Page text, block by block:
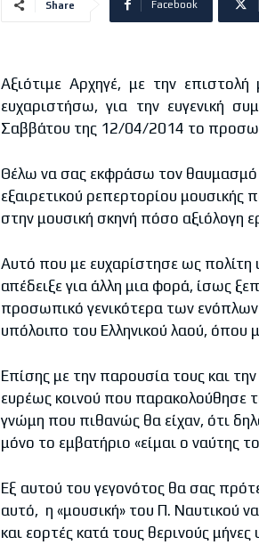
Share Facebook
Αξιότιμε Αρχηγέ, με την
ευχαριστήσω, για την ευγενική
Σαββάτου της 12/04/2014 το
Θέλω να σας εκφράσω τον θαυμασμό
εξαιρετικού ρεπερτορίου μουσικής
στην μουσική σκηνή πόσο αξιόλογη
Αυτό που με ευχαρίστησε ως πολίτη
απέδειξε για άλλη μια φορά, ίσως
προσωπικό γενικότερα των
υπόλοιπο του Ελληνικού λαού,
Επίσης με την παρουσία τους και
ευρέως κοινού που παρακολούθησε
γνώμη που πιθανώς θα είχαν, ότι
μόνο το εμβατήριο «είμαι ο ναύτης
Εξ αυτού του γεγονότος θα σας
αυτό, η «μουσική» του Π. Ναυτικού
και εορτές κατά τους θερινούς